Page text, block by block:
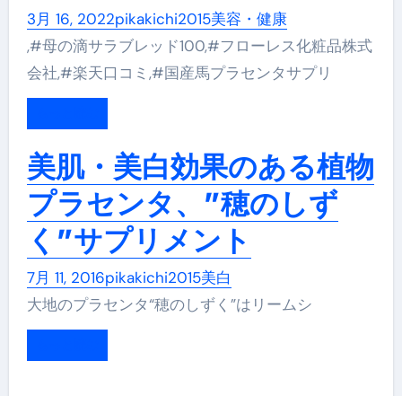
3月 16, 2022pikakichi2015美容・健康
,#母の滴サラブレッド100,#フローレス化粧品株式
会社,#楽天口コミ,#国産馬プラセンタサプリ
美肌・美白効果のある植物
プラセンタ、”穂のしず
く”サプリメント
7月 11, 2016pikakichi2015美白
大地のプラセンタ“穂のしずく”はリームシ